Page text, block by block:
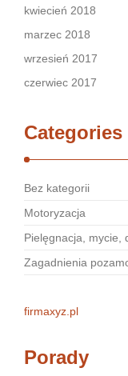
kwiecień 2018
marzec 2018
wrzesień 2017
czerwiec 2017
Categories
Bez kategorii
Motoryzacja
Pielęgnacja, mycie,
Zagadnienia
firmaxyz.pl
Porady